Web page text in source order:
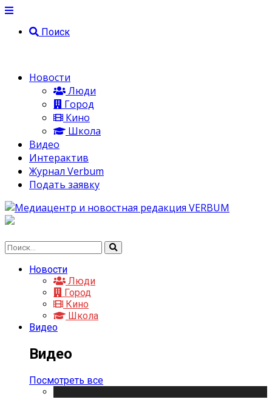
Поиск
Новости
Люди
Город
Кино
Школа
Видео
Интерактив
Журнал Verbum
Подать заявку
Новости
Люди
Город
Кино
Школа
Видео
Видео
Посмотреть все